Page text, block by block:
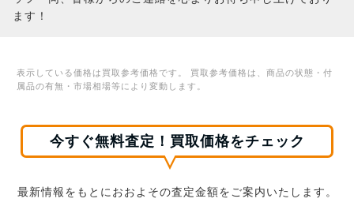
ます！
表示している価格は買取参考価格です。 買取参考価格は、商品の状態・付
属品の有無・市場相場等により変動します。
今すぐ無料査定！買取価格をチェック
最新情報をもとにおおよその査定金額をご案内いたします。